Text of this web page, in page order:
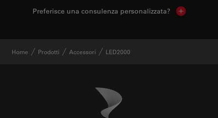
Preferisce una consulenza personalizzata? Show local
Home Prodotti Accessori LED2000
Danaher Logo